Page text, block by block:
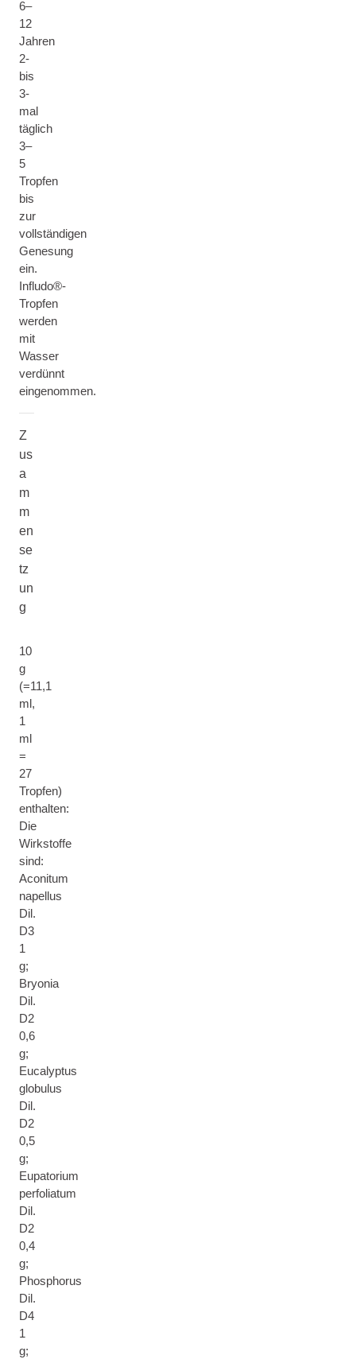
6–
12
Jahren
2-
bis
3-
mal
täglich
3–
5
Tropfen
bis
zur
vollständigen
Genesung
ein.
Infludo®-
Tropfen
werden
mit
Wasser
verdünnt
eingenommen.
Z
us
a
m
m
en
se
tz
un
g
10
g
(=11,1
ml,
1
ml
=
27
Tropfen)
enthalten:
Die
Wirkstoffe
sind:
Aconitum
napellus
Dil.
D3
1
g;
Bryonia
Dil.
D2
0,6
g;
Eucalyptus
globulus
Dil.
D2
0,5
g;
Eupatorium
perfoliatum
Dil.
D2
0,4
g;
Phosphorus
Dil.
D4
1
g;